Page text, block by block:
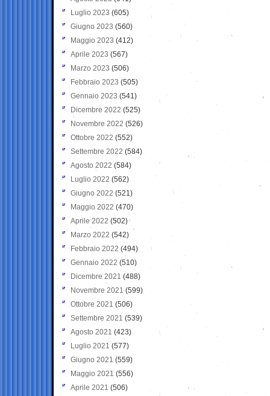
Luglio 2023 (605)
Giugno 2023 (560)
Maggio 2023 (412)
Aprile 2023 (567)
Marzo 2023 (506)
Febbraio 2023 (505)
Gennaio 2023 (541)
Dicembre 2022 (525)
Novembre 2022 (526)
Ottobre 2022 (552)
Settembre 2022 (584)
Agosto 2022 (584)
Luglio 2022 (562)
Giugno 2022 (521)
Maggio 2022 (470)
Aprile 2022 (502)
Marzo 2022 (542)
Febbraio 2022 (494)
Gennaio 2022 (510)
Dicembre 2021 (488)
Novembre 2021 (599)
Ottobre 2021 (506)
Settembre 2021 (539)
Agosto 2021 (423)
Luglio 2021 (577)
Giugno 2021(559)
Maggio 2021 (556)
Aprile 2021 (506)